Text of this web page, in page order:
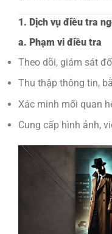
1. Dịch vụ điều tra
a. Phạm vi điều tra
Theo dõi, giám sát
Thu thập thông tin,
Xác minh mối quan
Cung cấp hình ảnh,